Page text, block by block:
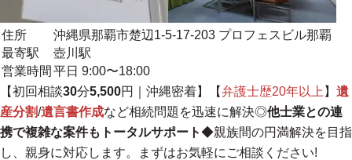
住所
沖縄県那覇市楚辺1-5-17-203 プロフェスビル那覇
最寄駅
壺川駅
営業時間 平日 9:00〜18:00
【初回相談30分5,500円｜ 沖縄密着】【弁護士歴20年以上 】 遺
産分割/遺言書作成など相続問題を迅速に解決◎他士業との連
携で複雑な案件もトータルサポート◆親族間の円満解決を目指
し、親身に対応します。まずはお気軽にご相談ください!